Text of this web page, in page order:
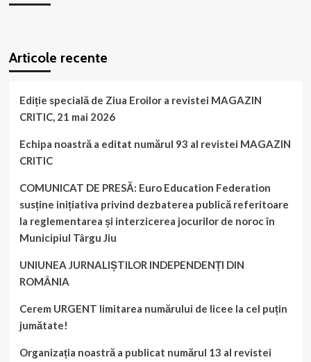
Articole recente
Ediție specială de Ziua Eroilor a revistei MAGAZIN
CRITIC, 21 mai 2026
Echipa noastră a editat numărul 93 al revistei MAGAZIN
CRITIC
COMUNICAT DE PRESĂ: Euro Education Federation
susține inițiativa privind dezbaterea publică referitoare
la reglementarea și interzicerea jocurilor de noroc în
Municipiul Târgu Jiu
UNIUNEA JURNALIȘTILOR INDEPENDENȚI DIN
ROMÂNIA
Cerem URGENT limitarea numărului de licee la cel puțin
jumătate!
Organizația noastră a publicat numărul 13 al revistei